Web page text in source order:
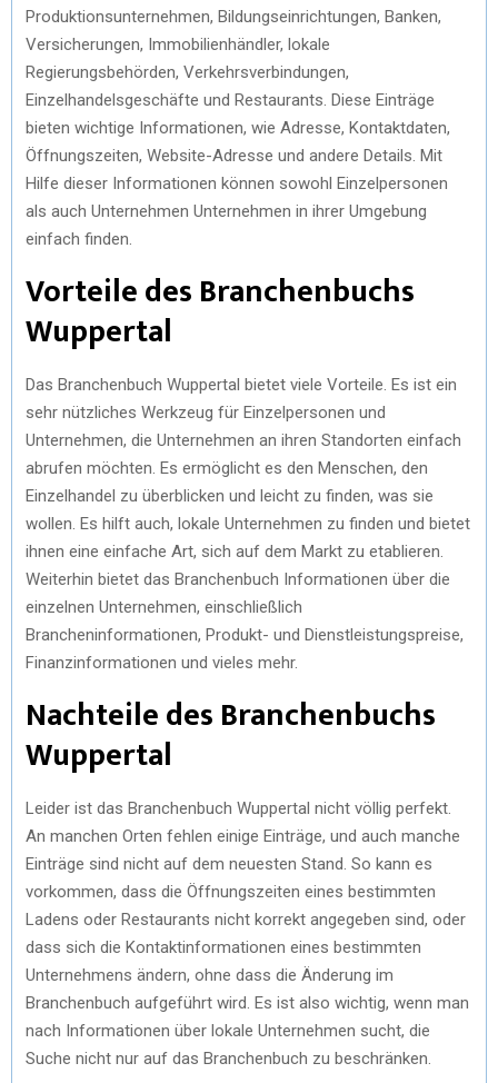
Produktionsunternehmen, Bildungseinrichtungen, Banken,
Versicherungen, Immobilienhändler, lokale
Regierungsbehörden, Verkehrsverbindungen,
Einzelhandelsgeschäfte und Restaurants. Diese Einträge
bieten wichtige Informationen, wie Adresse, Kontaktdaten,
Öffnungszeiten, Website-Adresse und andere Details. Mit
Hilfe dieser Informationen können sowohl Einzelpersonen
als auch Unternehmen Unternehmen in ihrer Umgebung
einfach finden.
Vorteile des Branchenbuchs
Wuppertal
Das Branchenbuch Wuppertal bietet viele Vorteile. Es ist ein
sehr nützliches Werkzeug für Einzelpersonen und
Unternehmen, die Unternehmen an ihren Standorten einfach
abrufen möchten. Es ermöglicht es den Menschen, den
Einzelhandel zu überblicken und leicht zu finden, was sie
wollen. Es hilft auch, lokale Unternehmen zu finden und bietet
ihnen eine einfache Art, sich auf dem Markt zu etablieren.
Weiterhin bietet das Branchenbuch Informationen über die
einzelnen Unternehmen, einschließlich
Brancheninformationen, Produkt- und Dienstleistungspreise,
Finanzinformationen und vieles mehr.
Nachteile des Branchenbuchs
Wuppertal
Leider ist das Branchenbuch Wuppertal nicht völlig perfekt.
An manchen Orten fehlen einige Einträge, und auch manche
Einträge sind nicht auf dem neuesten Stand. So kann es
vorkommen, dass die Öffnungszeiten eines bestimmten
Ladens oder Restaurants nicht korrekt angegeben sind, oder
dass sich die Kontaktinformationen eines bestimmten
Unternehmens ändern, ohne dass die Änderung im
Branchenbuch aufgeführt wird. Es ist also wichtig, wenn man
nach Informationen über lokale Unternehmen sucht, die
Suche nicht nur auf das Branchenbuch zu beschränken.